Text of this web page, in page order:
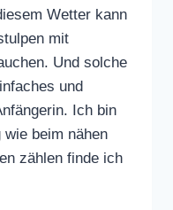
Wetter kann
mit
Und solche
und
Ich bin
beim nähen
zählen finde ich